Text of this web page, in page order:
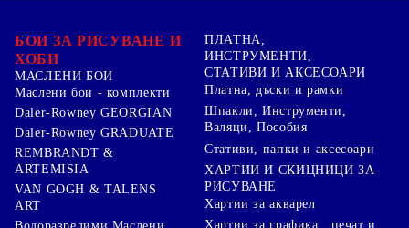
БОИ ЗА РИСУВАНЕ И
ХОБИ
МАСЛЕНИ БОИ
Маслени бои - комплекти
Daler-Rowney GEORGIAN
Daler-Rowney GRADUATE
REMBRANDT &
ARTEMISIA
VAN GOGH & TALENS
ART
ПЛАТНА,
ИНСТРУМЕНТИ,
СТАТИВИ И АКСЕСОАРИ
Платна, дъски и рамки
Шпакли, Инструменти,
Валяци, Пособия
Стативи, папки и аксесоари
ХАРТИИ И СКИЦНИЦИ ЗА
РИСУВАНЕ
Хартии за акварел
Хартии за графика , печат и